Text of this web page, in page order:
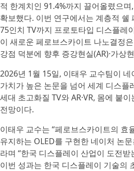
적 한계치인 91.4%까지 끌어올렸으
확보했다. 이번 연구에서는 계층적
75인치 TV까지 프로토타입 디스플레
이 새로운 페로브스카이트 나노결정
강점 덕분에 향후 증강현실(AR)·가상
2026년 1월 15일, 이태우 교수팀이
가치가 높은 논문을 넘어 세계 디스
세대 초고화질 TV와 AR·VR, 몸에 붙
전망이다.
이태우 교수는 “페로브스카이트의
유지하는 OLED를 구현한 네이처 논
라며 “한국 디스플레이 산업이 도전
이번 성과는 한국 디스플레이 기술의